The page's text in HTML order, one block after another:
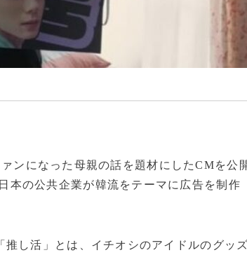
ンになった母親の話を題材にしたCMを公
本の公共企業が韓流をテーマに広告を制作
し活」とは、イチオシのアイドルのグッ